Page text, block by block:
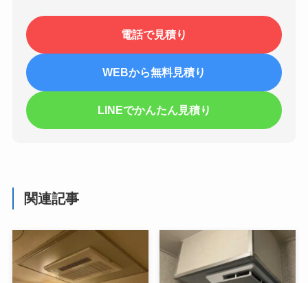
電話で見積り
WEBから無料見積り
LINEでかんたん見積り
関連記事